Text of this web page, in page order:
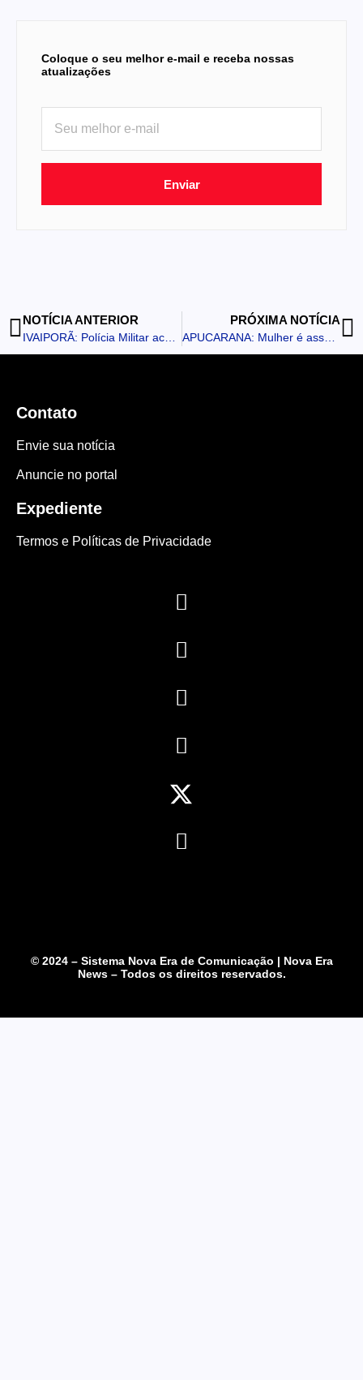
Coloque o seu melhor e-mail e receba nossas
atualizações
Enviar
NOTÍCIA ANTERIOR PRÓXIMA NOTÍCIA
APUCARANA: Mulher é assaltada enquanto caminhava no Residencial Araucária
Contato
Envie sua notícia
Anuncie no portal
Expediente
Termos e Políticas de Privacidade
© 2024 – Sistema Nova Era de Comunicação | Nova Era
News – Todos os direitos reservados.